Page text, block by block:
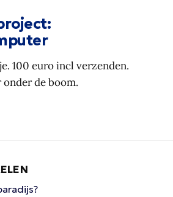
100 euro incl verzenden.
de boom.